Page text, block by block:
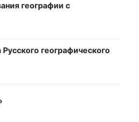
географии с
географического